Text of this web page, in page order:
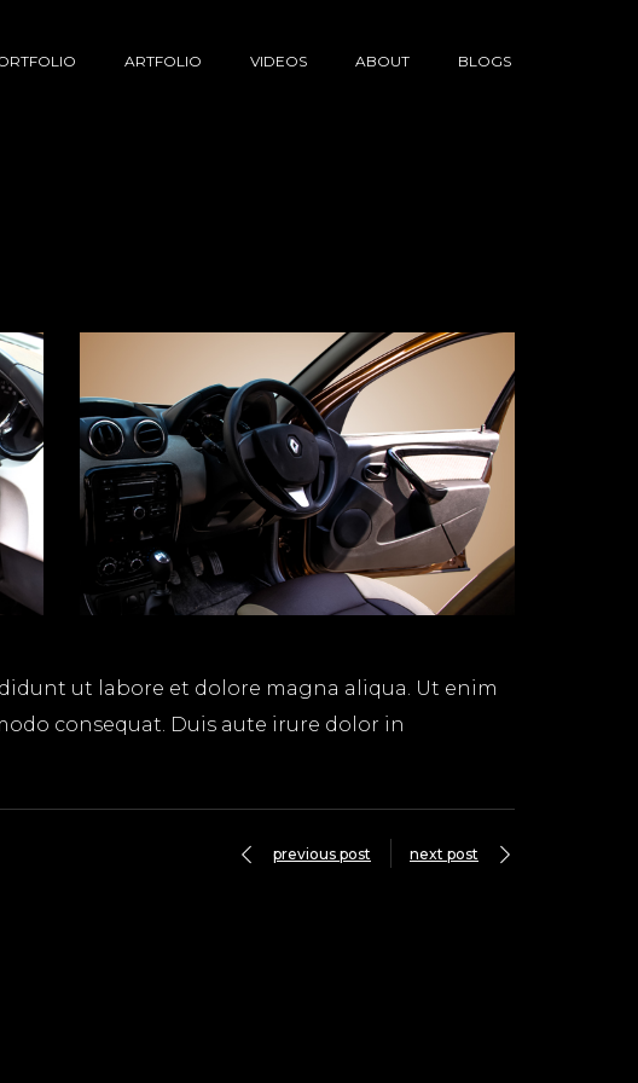
ARTFOLIO VIDEOS ABOUT BLOGS
ut labore et dolore magna aliqua. Ut enim
consequat. Duis aute irure dolor in
previous post next post